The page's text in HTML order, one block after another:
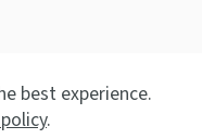
Rights Reserved
best experience.
.